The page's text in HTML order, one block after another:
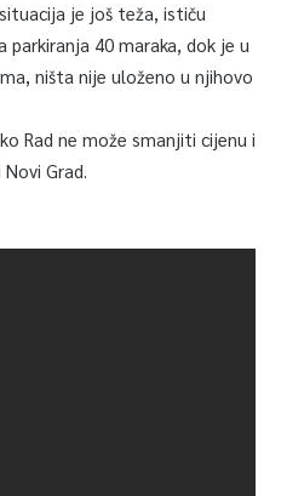
je još teža, ističu
40 maraka, dok je u
ništa nije uloženo u njihovo
Rad ne može smanjiti cijenu i
Grad.